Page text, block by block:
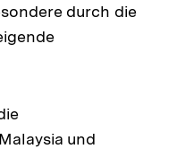
durch die
und